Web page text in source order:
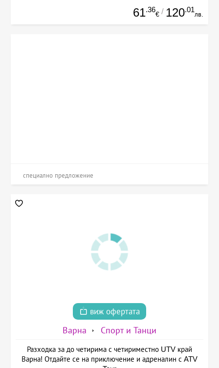
61.36
€ / 120.01
лв.
специално предложение
виж офертата
Варна Спорт и Танци
Разходка за до четирима с четириместно UTV край
Варна! Отдайте се на приключение и адреналин с ATV